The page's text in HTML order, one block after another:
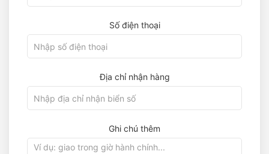
Số điện thoại
Địa chỉ nhận hàng
Ghi chú thêm